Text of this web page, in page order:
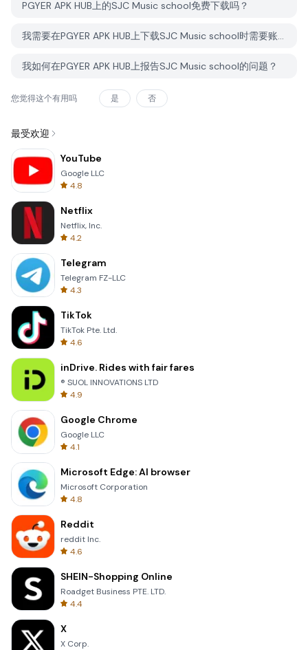
PGYER APK HUB上的SJC Music school免费下载吗？
我需要在PGYER APK HUB上下载SJC Music school时需要账户吗？
我如何在PGYER APK HUB上报告SJC Music school的问题？
您觉得这个有用吗 是 否
最受欢迎
YouTube
Google LLC
4.8
Netflix
Netflix, Inc.
4.2
Telegram
Telegram FZ-LLC
4.3
TikTok
TikTok Pte. Ltd.
4.6
inDrive. Rides with fair fares
® SUOL INNOVATIONS LTD
4.9
Google Chrome
Google LLC
4.1
Microsoft Edge: AI browser
Microsoft Corporation
4.8
Reddit
reddit Inc.
4.6
SHEIN-Shopping Online
Roadget Business PTE. LTD.
4.4
X
X Corp.